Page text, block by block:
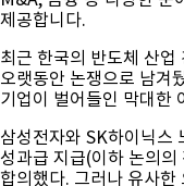
제공합니다.
최근 한국의 반도체 산업
오랫동안 논쟁으로 남겨
기업이 벌어들인 막대한
삼성전자와 SK하이닉스
성과급 지급(이하 논의의
합의했다. 그러나 유사